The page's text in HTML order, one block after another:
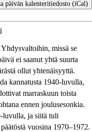
päivän kalenteritiedosto (iCal)
missä se
ei saanut yhtä suurta
ollut yhtenäisyyttä.
kannatusta 1940-luvulla,
marraskuun toista
ennen joulusesonkia.
luvulla, ja siitä tuli
vuosina 1970–1972.